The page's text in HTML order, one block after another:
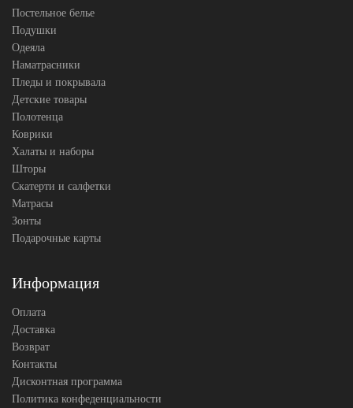
АльВиТек
Постельное белье
Подушки
Одеяла
Наматрасники
Пледы и покрывала
Детские товары
Полотенца
Коврики
Халаты и наборы
Шторы
Скатерти и салфетки
Матрасы
Зонты
Подарочные карты
Информация
Оплата
Доставка
Возврат
Контакты
Дисконтная программа
Политика конфеденциальности